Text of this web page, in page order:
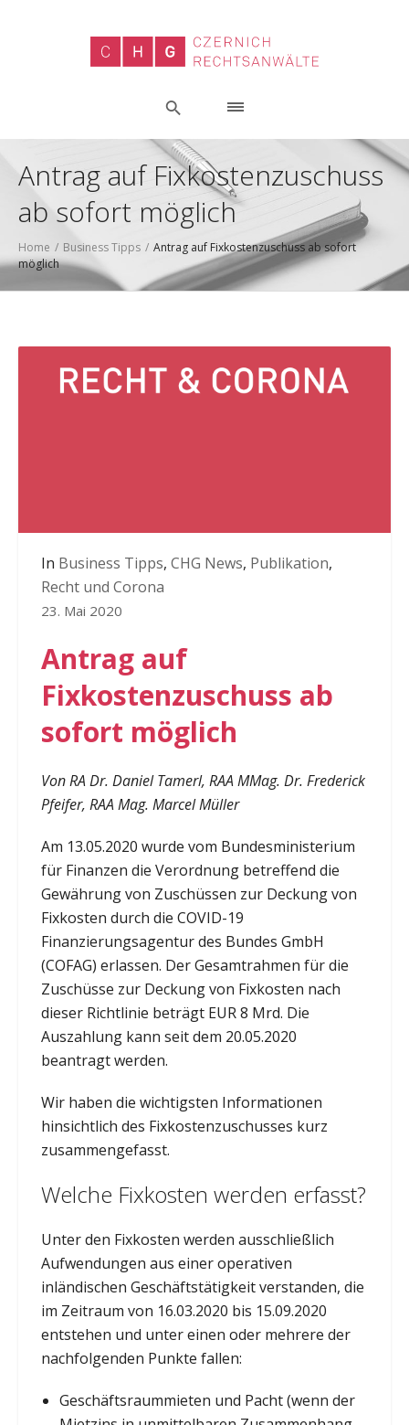
Antrag auf Fixkostenzuschuss
ab sofort möglich
Home / Business Tipps / Antrag auf Fixkostenzuschuss ab sofort
möglich
In Business Tipps, CHG News, Publikation,
Recht und Corona
23. Mai 2020
Antrag auf
Fixkostenzuschuss ab
sofort möglich
Von RA Dr. Daniel Tamerl, RAA MMag. Dr. Frederick
Pfeifer, RAA Mag. Marcel Müller
Am 13.05.2020 wurde vom Bundesministerium
für Finanzen die Verordnung betreffend die
Gewährung von Zuschüssen zur Deckung von
Fixkosten durch die COVID-19
Finanzierungsagentur des Bundes GmbH
(COFAG) erlassen. Der Gesamtrahmen für die
Zuschüsse zur Deckung von Fixkosten nach
dieser Richtlinie beträgt EUR 8 Mrd. Die
Auszahlung kann seit dem 20.05.2020
beantragt werden.
Wir haben die wichtigsten Informationen
hinsichtlich des Fixkostenzuschusses kurz
zusammengefasst.
Welche Fixkosten werden erfasst?
Unter den Fixkosten werden ausschließlich
Aufwendungen aus einer operativen
inländischen Geschäftstätigkeit verstanden, die
im Zeitraum von 16.03.2020 bis 15.09.2020
entstehen und unter einen oder mehrere der
nachfolgenden Punkte fallen:
Geschäftsraummieten und Pacht (wenn der